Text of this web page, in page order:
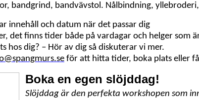
bandgrind, bandvävstol. Nålbindning,
innehåll och datum när det passar dig
det finns tider både på vardagar och helger som
hos dig? – Hör av dig så diskuterar vi mer.
för att hitta tider, boka plats eller
Boka en egen slöjddag!
Slöjddag är den perfekta workshopen som